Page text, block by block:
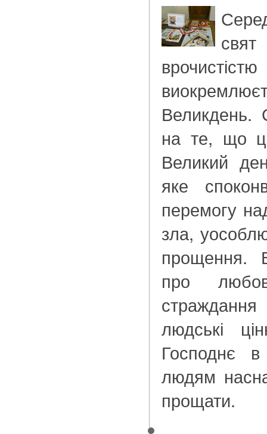
Великдень.
на те, що
Великий
яке
перемогу
зла,
прощення.
про
людські
Господнє
людям
прощати.